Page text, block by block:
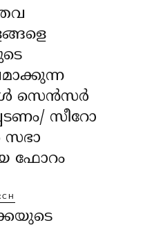
സെൻസർ
സീറോ
സഭാ
ഫോറം